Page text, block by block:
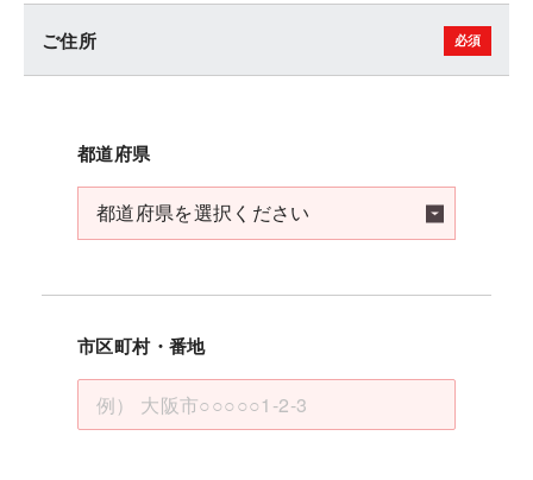
ご住所
都道府県
市区町村・番地